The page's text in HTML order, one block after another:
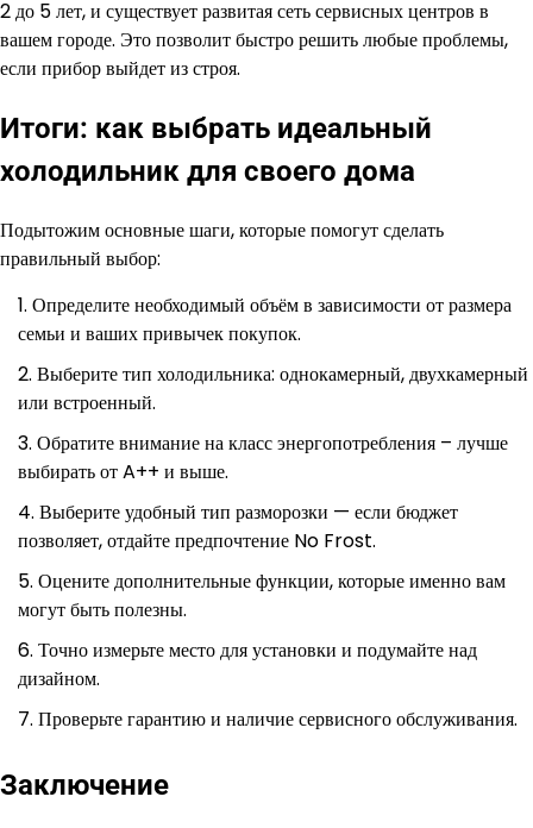
2 до 5 лет, и существует развитая сеть сервисных центров в
вашем городе. Это позволит быстро решить любые проблемы,
если прибор выйдет из строя.
Итоги: как выбрать идеальный
холодильник для своего дома
Подытожим основные шаги, которые помогут сделать
правильный выбор:
Определите необходимый объём в зависимости от размера
семьи и ваших привычек покупок.
Выберите тип холодильника: однокамерный, двухкамерный
или встроенный.
Обратите внимание на класс энергопотребления – лучше
выбирать от A++ и выше.
Выберите удобный тип разморозки — если бюджет
позволяет, отдайте предпочтение No Frost.
Оцените дополнительные функции, которые именно вам
могут быть полезны.
Точно измерьте место для установки и подумайте над
дизайном.
Проверьте гарантию и наличие сервисного обслуживания.
Заключение